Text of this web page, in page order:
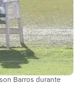
Barros durante